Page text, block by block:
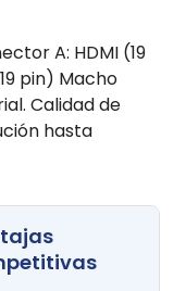
A: HDMI (19
pin) Macho
Calidad de
hasta